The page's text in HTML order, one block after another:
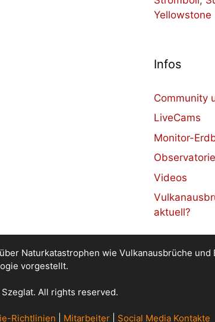
Yellowstone
Infos
Community
LiveCams
Monitor-
Videos
aktuell?
Naturkatastrophen wie Vulkanausbrüche
vorgestellt.
All rights reserved.
Richtlinien Mitarbeiter Social Media Kontakte